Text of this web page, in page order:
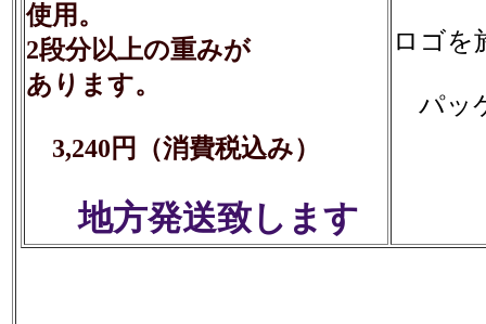
使用。
2段分以上の重みが
あります。
3,240円（消費税込み）
地方発送致します
ロゴを
パッ